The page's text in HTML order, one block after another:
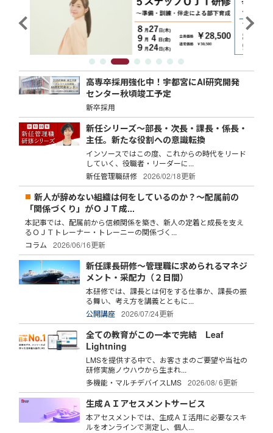
高専卒採用強化中！宇都宮にAI研究開発
センター秋頃竣工予定
新卒採用
新任シリーズ～部長・次長・課長・係長・
主任。新たな役割への意識転換
インソースではこの度、これからの時代をリード
していく、役職者・リーダーに...
新任管理職研修
2026/02/18更新
新人が辞めない組織は何をしているのか？～配属前の
「関係づくり」がＯＪＴ成...
本記事では、配属前から信頼関係を築き、新人の定着と成長を支え
るＯＪＴトレーナー・トレーニーの関係づく...
コラム
2026/06/16更新
新任課長研修～管理職に求められるマネジ
メント・采配力（２日間）
本研修では、課長とは何をする仕事か、課長の振
る舞い、考え方を講義とともに...
公開講座
2026/07/24更新
全ての教育がこの一本で完結 Leaf
Lightning
LMSを提供する中で、お客さまのご要望や当社の
研修実施ノウハウから生まれ...
多機能・マルチデバイスLMS
2026/08/ 6更新
生成ＡＩアセスメントサービス
本アセスメントでは、生成ＡＩ活用に必要なスキ
ルをオンラインで測定し、個人...